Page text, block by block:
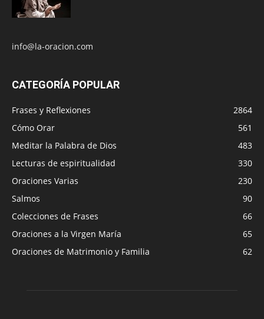
info@la-oracion.com
CATEGORÍA POPULAR
Frases y Reflexiones
2864
Cómo Orar
561
Meditar la Palabra de Dios
483
Lecturas de espiritualidad
330
Oraciones Varias
230
Salmos
90
Colecciones de Frases
66
Oraciones a la Virgen María
65
Oraciones de Matrimonio y Familia
62